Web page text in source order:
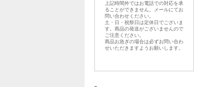
上記時間外ではお電話での対応を承
ることができません。メールにてお
問い合わせください。
土・日・祝祭日は定休日でございま
す。商品の発送がございませんので
ご注意ください。
商品お急ぎの場合は必ずお問い合わ
せいただきますようお願いします。